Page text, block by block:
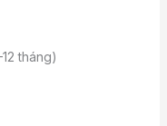
tháng)